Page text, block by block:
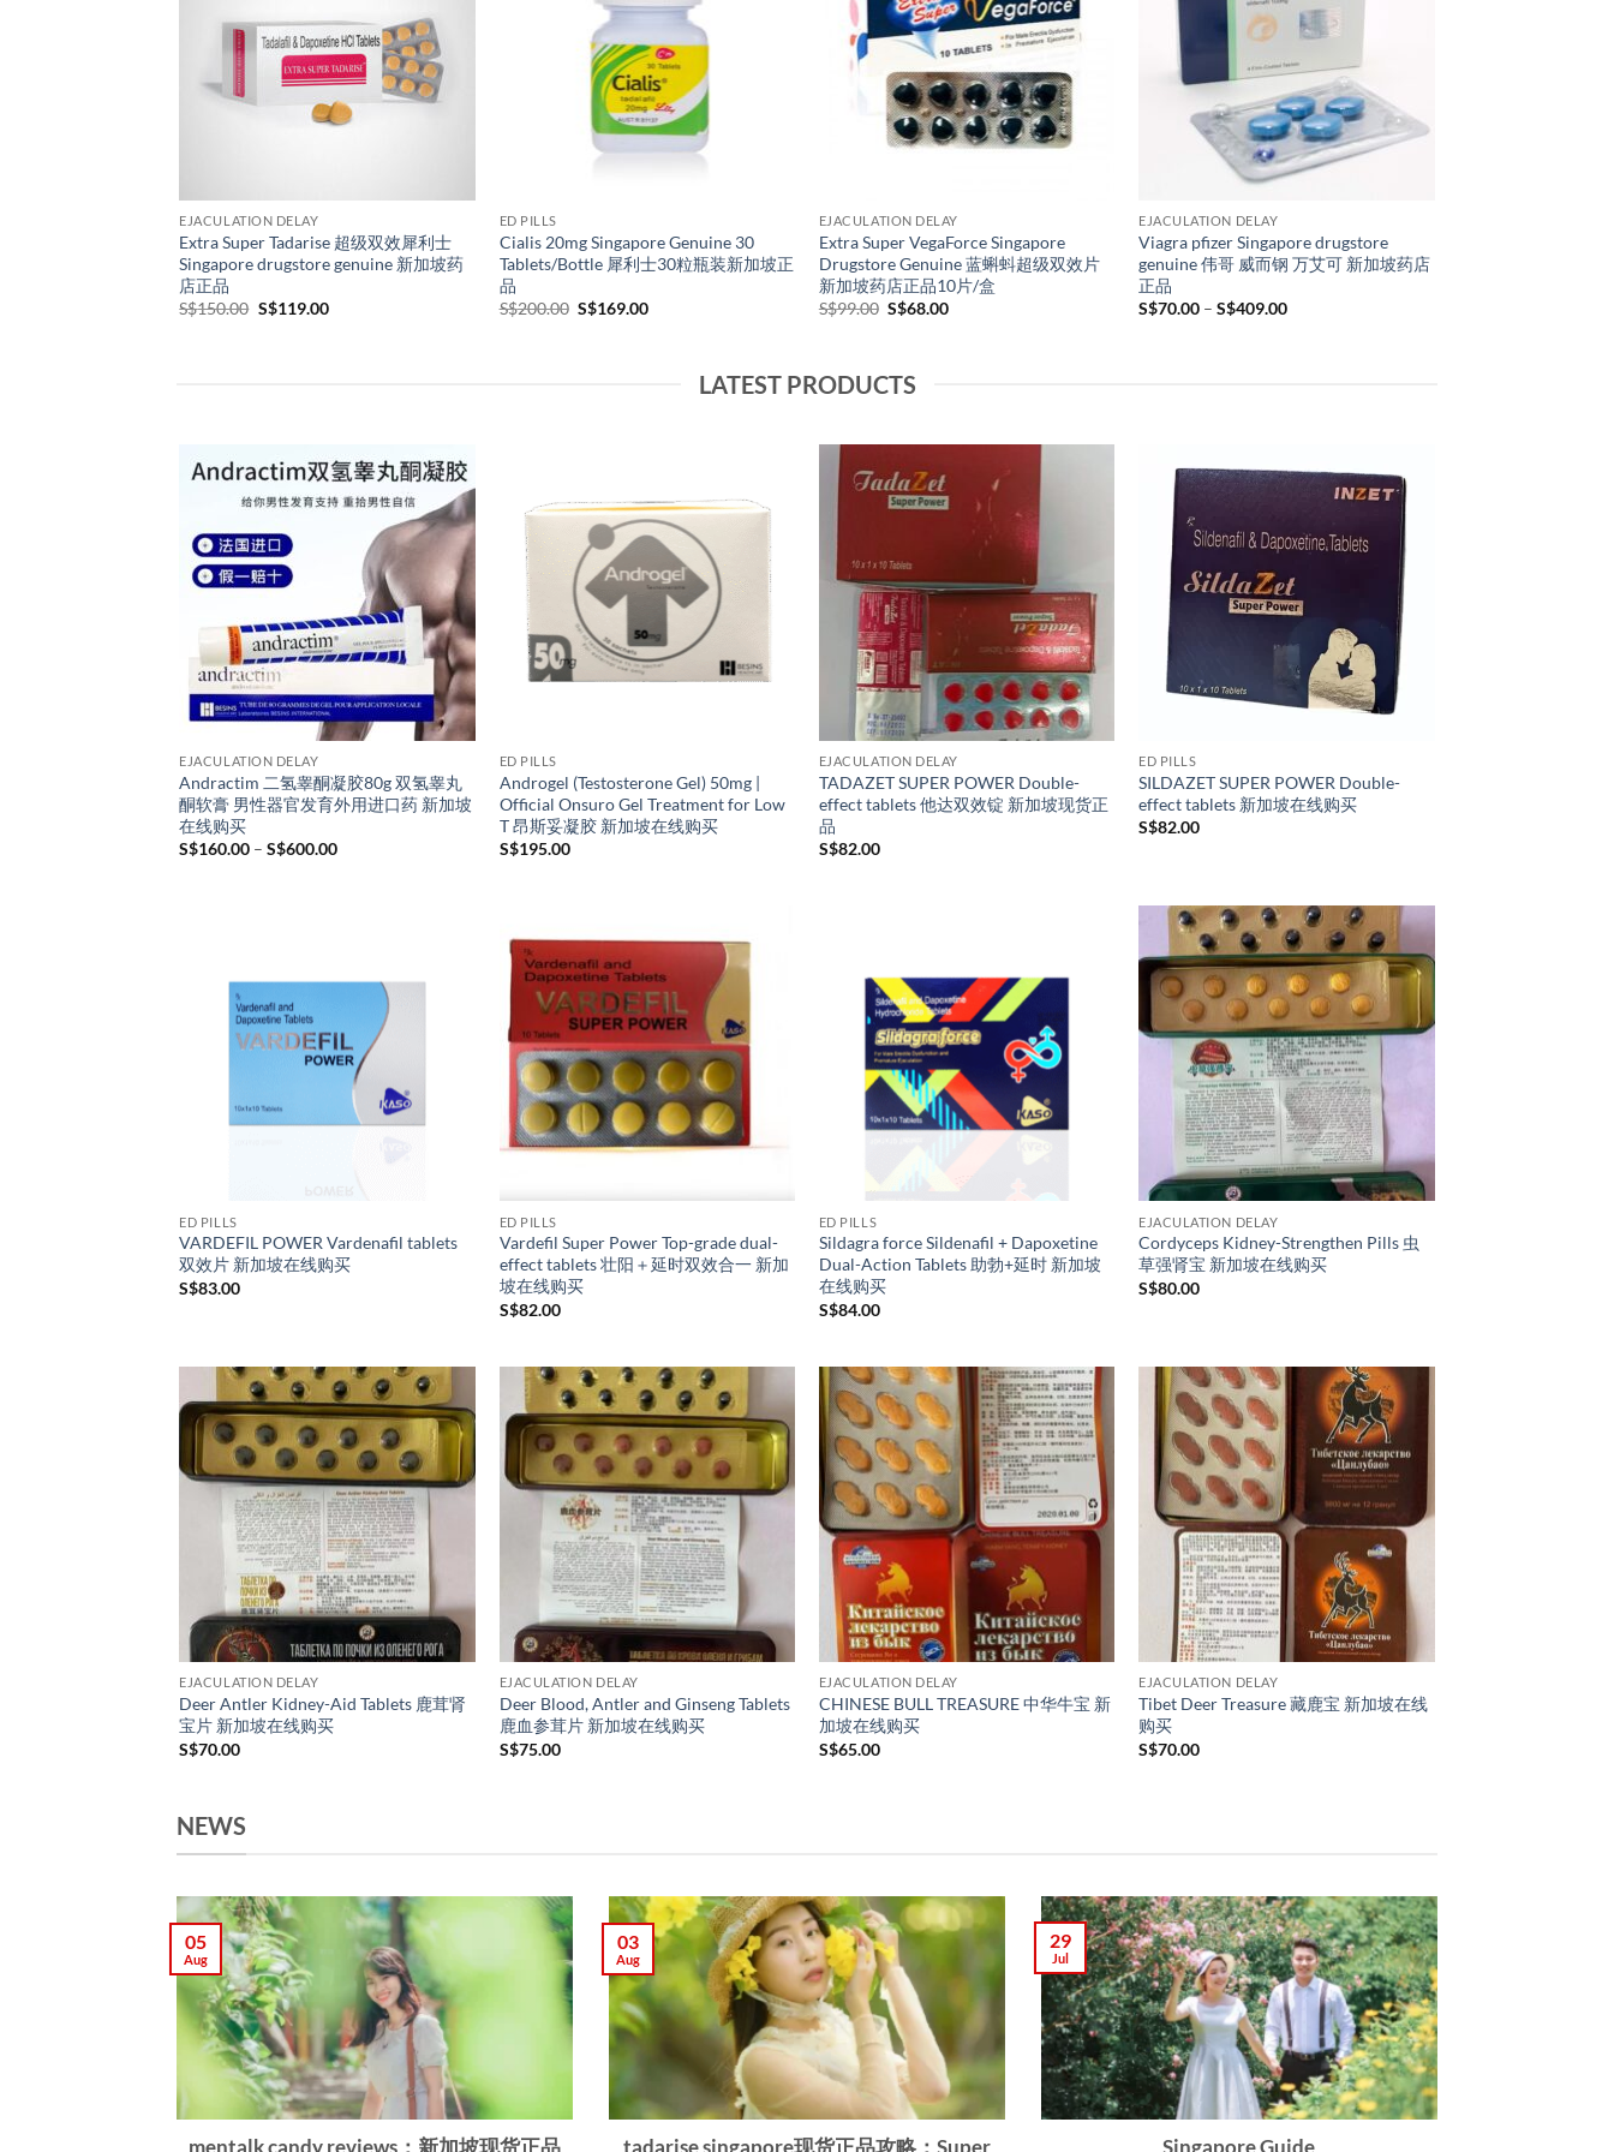
EJACULATION DELAY
Extra Super VegaForce Singapore
Drugstore Genuine 蓝蝌蚪超级双效片
新加坡药店正品10片/盒
S$99.00 Original
S$68.00Current
EJACULATION DELAY
Viagra pfizer Singapore drugstore
genuine 伟哥 威而钢 万艾可 新加坡药店
正品
S$70.00– S$409.00Price
S$409.00
EJACULATION DELAY
Kellett Films Singapore Pharmacy
Quality Goods 奇力片新加坡药店正品
S$99.00–S$299.00Price
EJACULATION DELAY
Japan Tengsu Quality Goods (buy3 get1
free) Singapore spot genuine products
日本藤素新加坡药店正品
S$69.00 – S$409.00Price
LATEST PRODUCTS
EJACULATION DELAY
Andractim 二氢睾酮凝胶80g 双氢睾丸
酮软膏 男性器官发育外用进口药 新加坡
在线购买
S$160.00 – S$600.00Price
ED PILLS
Androgel (Testosterone Gel) 50mg |
Official Onsuro Gel Treatment for Low
T 昂斯妥凝胶 新加坡在线购买
S$195.00
EJACULATION DELAY
TADAZET SUPER POWER Double-
effect tablets 他达双效锭 新加坡现货正
品
S$82.00
ED PILLS
SILDAZET SUPER POWER Double-
effect tablets 新加坡在线购买
S$82.00
ED PILLS
VARDEFIL POWER Vardenafil tablets
双效片 新加坡在线购买
S$83.00
ED PILLS
Vardefil Super Power Top-grade dual-
effect tablets 壮阳＋延时双效合一 新加
坡在线购买
S$82.00
ED PILLS
Sildagra force Sildenafil + Dapoxetine
Dual-Action Tablets 助勃+延时 新加坡
在线购买
S$84.00
EJACULATION DELAY
Cordyceps Kidney-Strengthen Pills 虫
草强肾宝 新加坡在线购买
S$80.00
EJACULATION DELAY
Deer Antler Kidney-Aid Tablets 鹿茸肾
宝片 新加坡在线购买
S$70.00
EJACULATION DELAY
Deer Blood, Antler and Ginseng Tablets
鹿血参茸片 新加坡在线购买
S$75.00
EJACULATION DELAY
CHINESE BULL TREASURE 中华牛宝 新
加坡在线购买
S$65.00
EJACULATION DELAY
Tibet Deer Treasure 藏鹿宝 新加坡在线
购买
S$70.00
NEWS
mentalk candy reviews：新加坡现货正品
05
Aug
tadarise singapore现货正品攻略：Super
03
Aug
Singapore Guide
29
Jul